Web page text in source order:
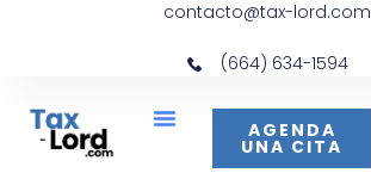
contacto@tax-lord.com
(664) 634-1594
AGENDA
UNA CITA